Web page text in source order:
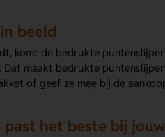
beeld
komt de bedrukte
maakt bedrukte
of geef ze mee bij de
het beste bij